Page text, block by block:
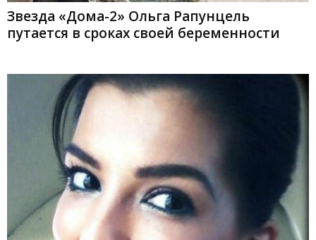
Звезда «Дома-2» Ольга Рапунцель
путается в сроках своей беременности